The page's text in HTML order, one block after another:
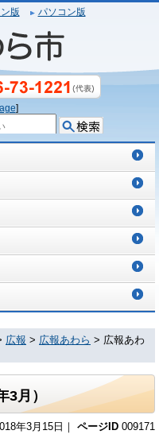
版 パソコン版
]
広報 > 広報あわら > 広報あわ
月）
年3月15日｜ ページID 009171